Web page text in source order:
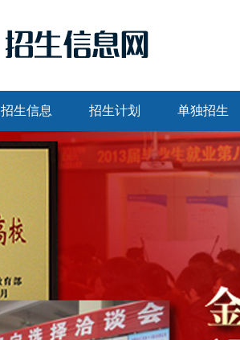
招生信息 招生计划 单独招生